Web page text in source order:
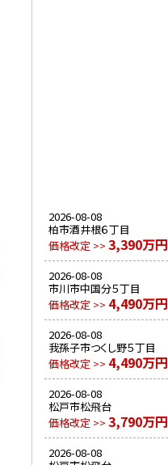
2026-08-08
柏市酒井根６丁目
価格改定 >> 3,390万円
2026-08-08
市川市中国分５丁目
価格改定 >> 4,490万円
2026-08-08
我孫子市つくし野５丁目
価格改定 >> 4,490万円
2026-08-08
松戸市松飛台
価格改定 >> 3,790万円
2026-08-08